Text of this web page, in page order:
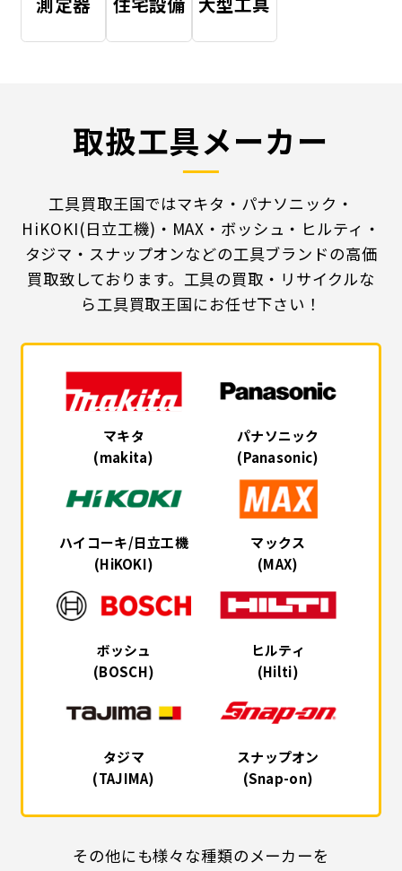
取扱工具メーカー
工具買取王国ではマキタ・パナソニック・
HiKOKI(日立工機)・MAX・ボッシュ・ヒルティ・
タジマ・スナップオンなどの工具ブランドの高価
買取致しております。工具の買取・リサイクルな
ら工具買取王国にお任せ下さい！
マキタ
(makita)
パナソニック
(Panasonic)
ハイコーキ/日立工機
(HiKOKI)
マックス
(MAX)
ボッシュ
(BOSCH)
ヒルティ
(Hilti)
タジマ
(TAJIMA)
スナップオン
(Snap-on)
その他にも様々な種類のメーカーを